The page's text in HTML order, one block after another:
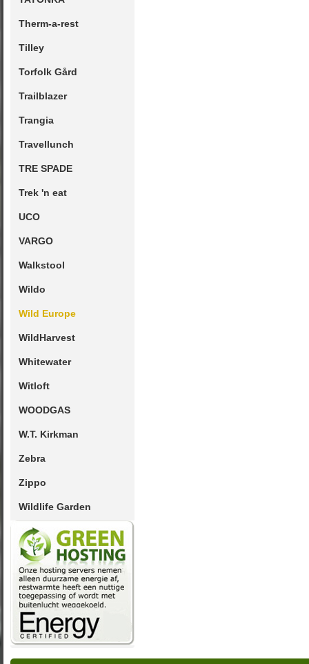
Therm-a-rest
Tilley
Torfolk Gård
Trailblazer
Trangia
Travellunch
TRE SPADE
Trek 'n eat
UCO
VARGO
Walkstool
Wildo
Wild Europe
WildHarvest
Whitewater
Witloft
WOODGAS
W.T. Kirkman
Zebra
Zippo
Wildlife Garden